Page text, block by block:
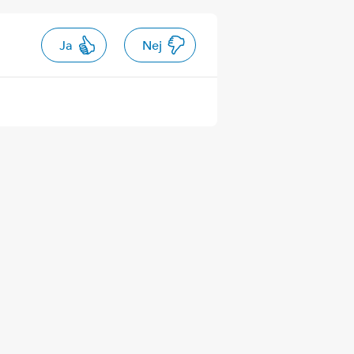
Ja Nej